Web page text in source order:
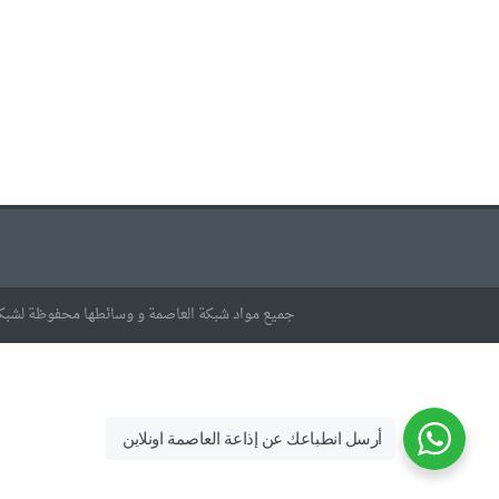
جميع مواد شبكة العاصمة و وسائطها محفوظة
أرسل انطباعك عن إذاعة العاصمة اونلاين